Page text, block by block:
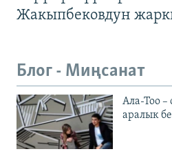
Жакыпбековдун
Блог - Миңсанат
Ала-Тоо
аралык